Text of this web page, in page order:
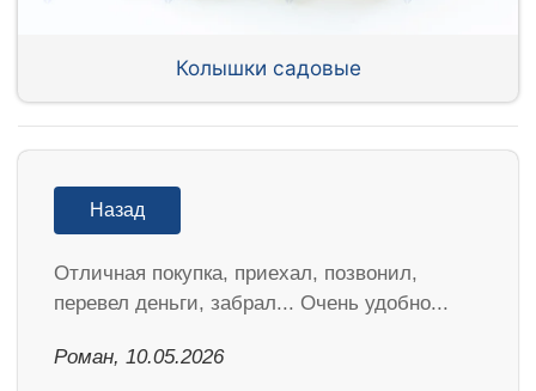
Колышки садовые
Назад
Отличная покупка, приехал, позвонил,
перевел деньги, забрал... Очень удобно...
Роман, 10.05.2026